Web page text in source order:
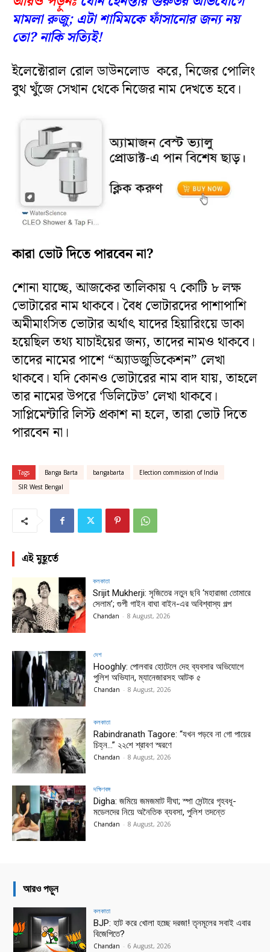
মামলা রুজু; এটা শামিমকে ফাঁসানোর জন্য নয়
তো? নাকি সত্যিই!
ইলেক্টোরাল রোল ডাউনলোড করে, নিজের পোলিং
বুথ খুঁজে সেখান থেকে নিজের নাম দেখতে হবে।
কারা ভোট দিতে পারবেন না?
শোনা যাচ্ছে, আজকের তালিকায় ৭ কোটি ৮ লক্ষ
ভোটারের নাম থাকবে। বৈধ ভোটারদের পাশাপাশি
অমীমাংসিত ভোটার অর্থাৎ যাদের হিয়ারিংয়ে ডাকা
হয়েছিল তথ্য যাচাইয়ের জন্য, তাদের নামও থাকবে।
তাদের নামের পাশে “অ্যাডজুডিকেশন” লেখা
থাকবে। যদি কোনও ভোটারের নাম বাদ যায়, তাহলে
তার নামের উপরে ‘ডিলিটেড’ লেখা থাকবে।
সাপ্লিমেন্টারি লিস্ট প্রকাশ না হলে, তারা ভোট দিতে
পারবেন না।
Tags Banga Barta bangabarta
Election commission of India
SIR West Bengal
এই মুহূর্তে
কলকাতা
Srijit Mukherji: সৃজিতের নতুন ছবি ‘মহারাজা তোমারে
সেলাম’; গুপী গাইন বাঘা বাইন-এর অবিশ্বাস্য গল্প
Chandan - 8 August, 2026
দেশ
Hooghly: পোলবার হোটেলে দেহ ব্যবসার অভিযোগে
পুলিশ অভিযান, ম্যানেজারসহ আটক ৫
Chandan - 8 August, 2026
কলকাতা
Rabindranath Tagore: “যখন পড়বে না গো পায়ের
চিহ্ন…” ২২শে শ্রাবণ স্মরণে
Chandan - 8 August, 2026
দক্ষিণবঙ্গ
Digha: জমিয়ে জমজমাট দীঘা; স্পা সেন্টারে গৃহবধূ-
মডেলদের নিয়ে অনৈতিক ব্যবসা, পুলিশ তদন্তে
Chandan - 8 August, 2026
আরও পড়ুন
কলকাতা
BJP: হাট করে খোলা হচ্ছে দরজা! তৃনমূলের সবাই এবার
বিজেপিতে?
Chandan - 6 August, 2026